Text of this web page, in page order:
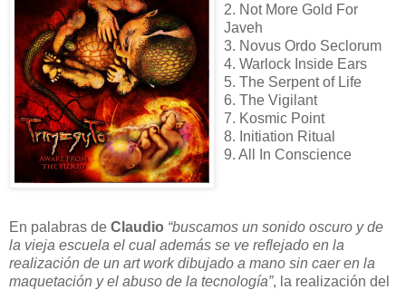
2. Not More Gold For
Javeh
3. Novus Ordo Seclorum
4. Warlock Inside Ears
5. The Serpent of Life
6. The Vigilant
7. Kosmic Point
8. Initiation Ritual
9. All In Conscience
En palabras de Claudio “buscamos un sonido oscuro y de
la vieja escuela el cual además se ve reflejado en la
realización de un art work dibujado a mano sin caer en la
maquetación y el abuso de la tecnología”, la realización del